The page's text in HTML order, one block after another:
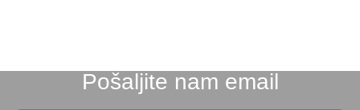
Pošaljite nam email